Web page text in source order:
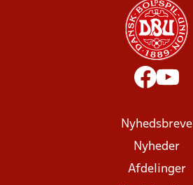
Nyhedsbreve
Nyheder
Afdelinger